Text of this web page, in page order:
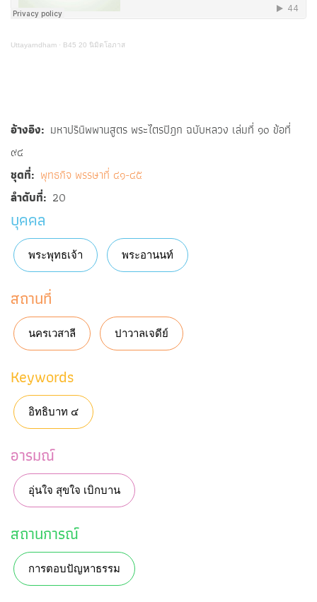
Uttayarndham · B45 20 นิมิตโอภาส
อ้างอิง มหาปรินิพพานสูตร พระไตรปิฎก ฉบับหลวง เล่มที่ ๑๐ ข้อที่
๙๔
ชุดที่ พุทธกิจ พรรษาที่ ๔๑-๔๕
ลำดับที่ 20
บุคคล
พระพุทธเจ้า พระอานนท์
สถานที่
นครเวสาลี ปาวาลเจดีย์
Keywords
อิทธิบาท ๔
อารมณ์
อุ่นใจ สุขใจ เบิกบาน
สถานการณ์
การตอบปัญหาธรรม